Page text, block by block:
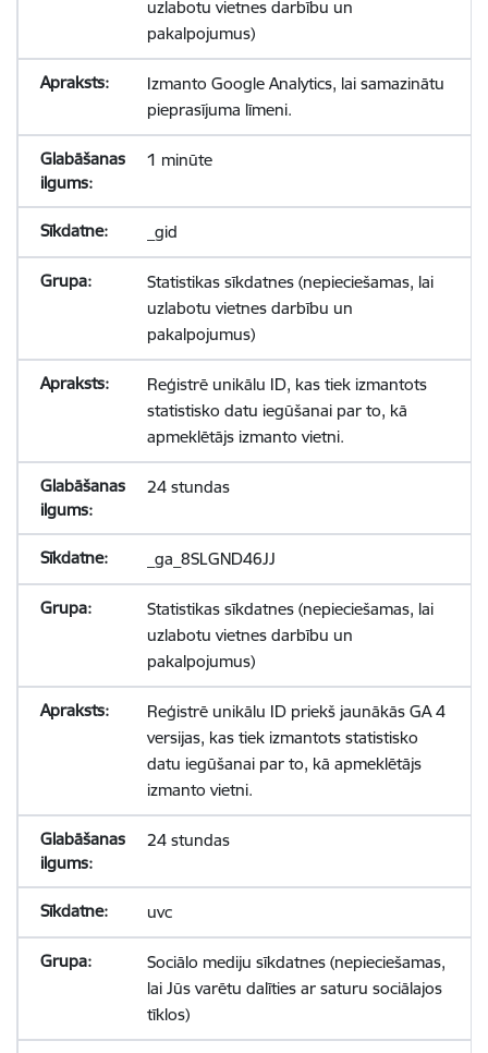
uzlabotu vietnes darbību un
pakalpojumus)
Izmanto Google Analytics, lai samazinātu
pieprasījuma līmeni.
1 minūte
_gid
Statistikas sīkdatnes (nepieciešamas, lai
uzlabotu vietnes darbību un
pakalpojumus)
Reģistrē unikālu ID, kas tiek izmantots
statistisko datu iegūšanai par to, kā
apmeklētājs izmanto vietni.
24 stundas
_ga_8SLGND46JJ
Statistikas sīkdatnes (nepieciešamas, lai
uzlabotu vietnes darbību un
pakalpojumus)
Reģistrē unikālu ID priekš jaunākās GA 4
versijas, kas tiek izmantots statistisko
datu iegūšanai par to, kā apmeklētājs
izmanto vietni.
24 stundas
uvc
Sociālo mediju sīkdatnes (nepieciešamas,
lai Jūs varētu dalīties ar saturu sociālajos
tīklos)